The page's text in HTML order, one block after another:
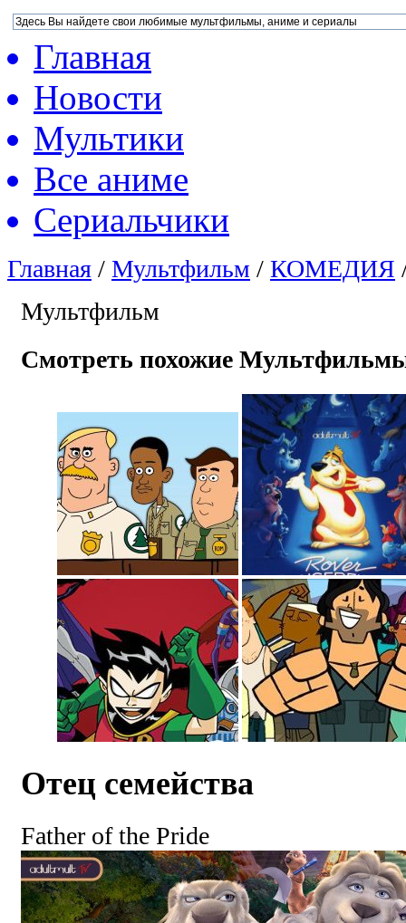
Главная
Новости
Мультики
Все аниме
Сериальчики
Главная / Мультфильм / КОМЕДИЯ
Мультфильм
Смотреть похожие
Отец семейства
Father of the Pride